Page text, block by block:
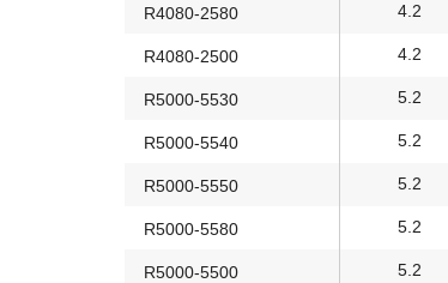
R4080-2580 4.2
R4080-2500 4.2
R5000-5530 5.2
R5000-5540 5.2
R5000-5550 5.2
R5000-5580 5.2
R5000-5500 5.2